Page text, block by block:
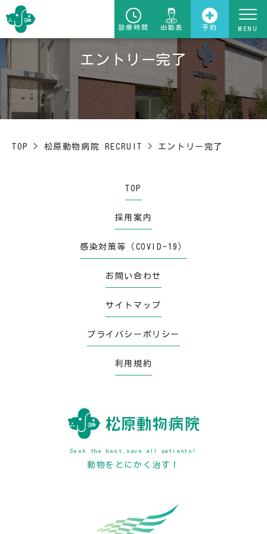
診療時間 出勤表 予約
エントリー完了
TOP > 松原動物病院 RECRUIT > エントリー完了
TOP
採用案内
感染対策等（COVID-19）
お問い合わせ
サイトマップ
プライバシーポリシー
利用規約
Seek the best,save all patients!
動物をとにかく治す！